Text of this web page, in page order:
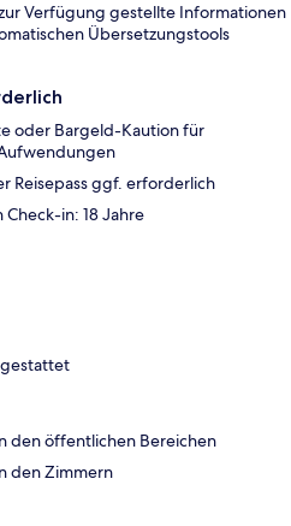
Verfügung gestellte Informationen
Übersetzungstools
oder Bargeld-Kaution für
Reisepass ggf. erforderlich
in: 18 Jahre
den öffentlichen Bereichen
den Zimmern